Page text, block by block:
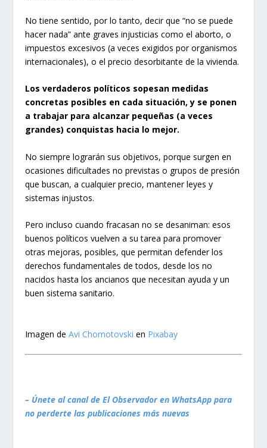
No tiene sentido, por lo tanto, decir que “no se puede
hacer nada” ante graves injusticias como el aborto, o
impuestos excesivos (a veces exigidos por organismos
internacionales), o el precio desorbitante de la vivienda.
Los verdaderos políticos sopesan medidas
concretas posibles en cada situación, y se ponen
a trabajar para alcanzar pequeñas (a veces
grandes) conquistas hacia lo mejor.
No siempre lograrán sus objetivos, porque surgen en
ocasiones dificultades no previstas o grupos de presión
que buscan, a cualquier precio, mantener leyes y
sistemas injustos.
Pero incluso cuando fracasan no se desaniman: esos
buenos políticos vuelven a su tarea para promover
otras mejoras, posibles, que permitan defender los
derechos fundamentales de todos, desde los no
nacidos hasta los ancianos que necesitan ayuda y un
buen sistema sanitario.
Imagen deAvi Chomotovski en Pixabay
– Únete al canal de El Observador en WhatsApp para
no perderte las publicaciones más nuevas